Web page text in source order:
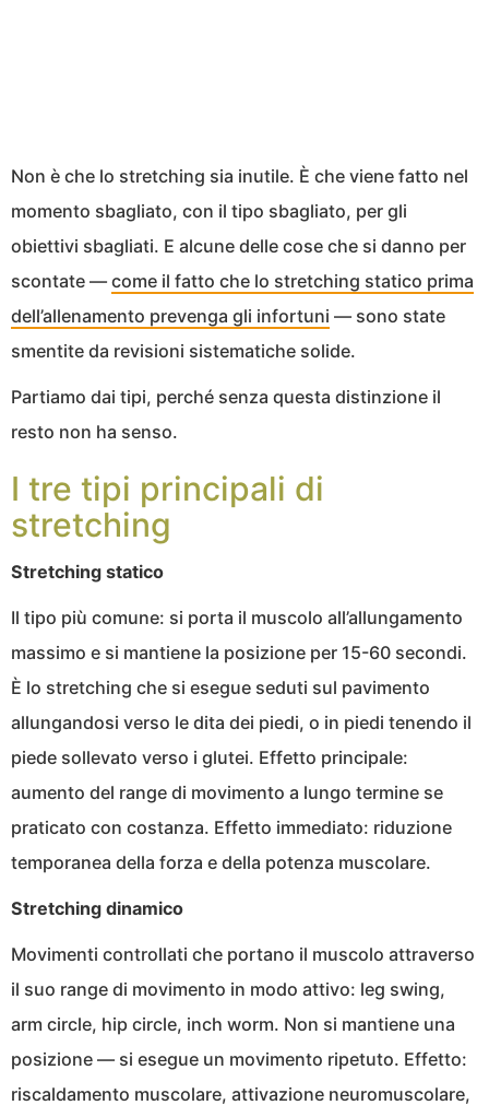
Non è che lo stretching sia inutile. È che viene fatto nel
momento sbagliato, con il tipo sbagliato, per gli
obiettivi sbagliati. E alcune delle cose che si danno per
scontate — come il fatto che lo stretching statico prima
dell’allenamento prevenga gli infortuni — sono state
smentite da revisioni sistematiche solide.
Partiamo dai tipi, perché senza questa distinzione il
resto non ha senso.
I tre tipi principali di
stretching
Stretching statico
Il tipo più comune: si porta il muscolo all’allungamento
massimo e si mantiene la posizione per 15-60 secondi.
È lo stretching che si esegue seduti sul pavimento
allungandosi verso le dita dei piedi, o in piedi tenendo il
piede sollevato verso i glutei. Effetto principale:
aumento del range di movimento a lungo termine se
praticato con costanza. Effetto immediato: riduzione
temporanea della forza e della potenza muscolare.
Stretching dinamico
Movimenti controllati che portano il muscolo attraverso
il suo range di movimento in modo attivo: leg swing,
arm circle, hip circle, inch worm. Non si mantiene una
posizione — si esegue un movimento ripetuto. Effetto:
riscaldamento muscolare, attivazione neuromuscolare,